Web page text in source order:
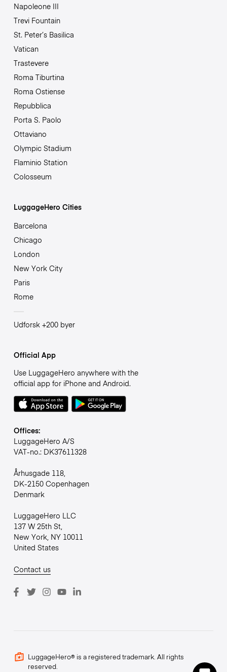
Napoleone III
Trevi Fountain
St. Peter’s Basilica
Vatican
Trastevere
Roma Tiburtina
Roma Ostiense
Repubblica
Porta S. Paolo
Ottaviano
Olympic Stadium
Flaminio Station
Colosseum
LuggageHero Cities
Barcelona
Chicago
London
New York City
Paris
Rome
Udforsk +200 byer
Official App
Use LuggageHero anywhere with the
official app for iPhone and Android.
Offices:
LuggageHero A/S
VAT-no.: DK37611328
Århusgade 118,
DK-2150 Copenhagen
Denmark
LuggageHero LLC
137 W 25th St,
New York, NY 10011
United States
Contact us
LuggageHero® is a registered trademark. All rights
reserved.